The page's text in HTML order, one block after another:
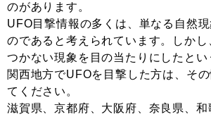
のがあります。
UFO目撃情報の多くは、単なる自然
のであると考えられています。しか
つかない現象を目の当たりにしたとい
関西地方でUFOを目撃した方は、そ
てください。
滋賀県、京都府、大阪府、奈良県、和